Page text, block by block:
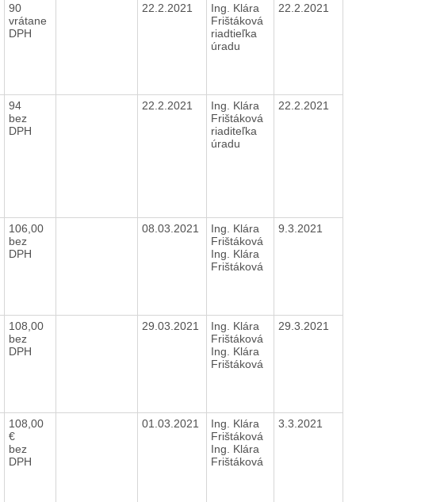
90
vrátane
DPH
22.2.2021
Ing. Klára
Frištáková
riadtieľka
úradu
22.2.2021
94
bez
DPH
22.2.2021
Ing. Klára
Frištáková
riaditeľka
úradu
22.2.2021
106,00
bez
DPH
08.03.2021
Ing. Klára
Frištáková
Ing. Klára
Frištáková
9.3.2021
108,00
bez
DPH
29.03.2021
Ing. Klára
Frištáková
Ing. Klára
Frištáková
29.3.2021
108,00
€
bez
DPH
01.03.2021
Ing. Klára
Frištáková
Ing. Klára
Frištáková
3.3.2021